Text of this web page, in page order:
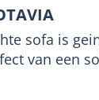
sofa is
van een